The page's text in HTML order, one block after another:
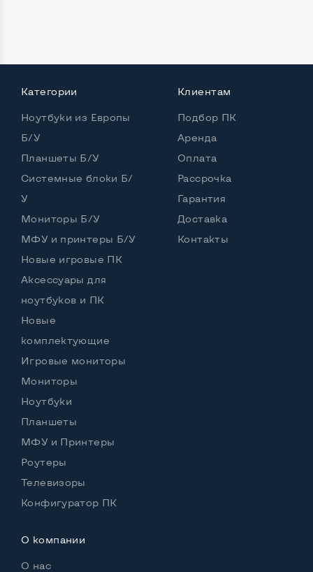
Комплектация: Монитор, кабель питания
Категории
Ноутбуки из Европы
Б/У
Планшеты Б/У
Системные блоки Б/
У
Мониторы Б/У
МФУ и принтеры Б/У
Новые игровые ПК
Аксессуары для
ноутбуков и ПК
Новые
комплектующие
Игровые мониторы
Мониторы
Ноутбуки
Планшеты
МФУ и Принтеры
Роутеры
Телевизоры
Конфигуратор ПК
Клиентам
Подбор ПК
Аренда
Оплата
Рассрочка
Гарантия
Доставка
Контакты
О компании
О нас